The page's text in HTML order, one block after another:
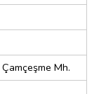
Çamçeşme Mh.